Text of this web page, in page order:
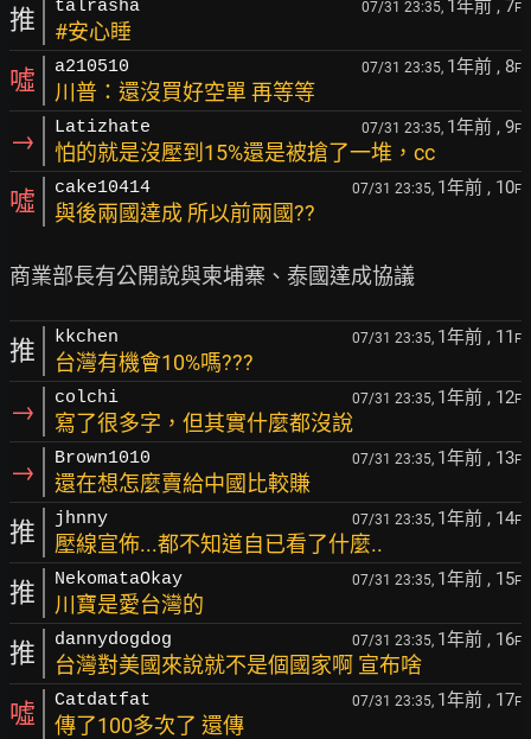
推 talrasha 07/31 23:35, 1年前 , 7F
#安心睡
噓 a210510 07/31 23:35, 1年前 , 8F
川普：還沒買好空單 再等等
→ Latizhate 07/31 23:35, 1年前 , 9F
怕的就是沒壓到15%還是被搶了一堆，cc
噓 cake10414 07/31 23:35, 1年前 , 10F
與後兩國達成 所以前兩國??
推 kkchen 07/31 23:35, 1年前 , 11 F
台灣有機會10%嗎???
→ colchi 07/31 23:35, 1年前 , 12F
寫了很多字，但其實什麼都沒說
→ Brown1010 07/31 23:35, 1年前 , 13F
還在想怎麼賣給中國比較賺
推 jhnny 07/31 23:35, 1年前 , 14F
壓線宣佈...都不知道自已看了什麼..
推 NekomataOkay 07/31 23:35, 1年前 , 15F
川寶是愛台灣的
推 dannydogdog 07/31 23:35, 1年前 , 16F
台灣對美國來說就不是個國家啊 宣布啥
噓 Catdatfat 07/31 23:35, 1年前 , 17F
傳了100多次了 還傳